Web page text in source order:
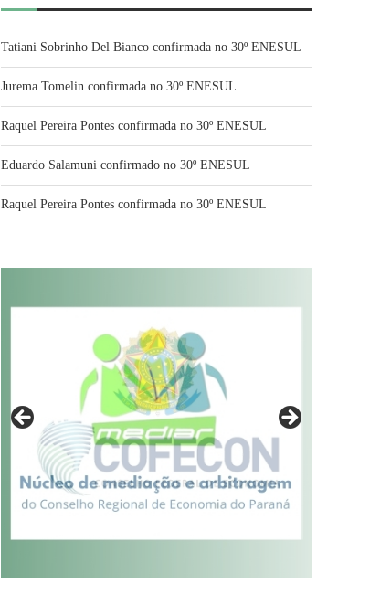
Tatiani Sobrinho Del Bianco confirmada no 30º ENESUL
Jurema Tomelin confirmada no 30º ENESUL
Raquel Pereira Pontes confirmada no 30º ENESUL
Eduardo Salamuni confirmado no 30º ENESUL
Raquel Pereira Pontes confirmada no 30º ENESUL